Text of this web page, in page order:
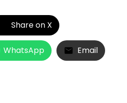
Share on X
WhatsApp Email